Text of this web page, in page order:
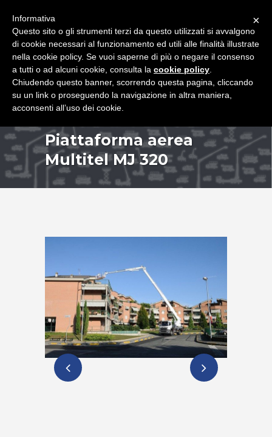
Piattaforma aerea
Multitel MJ 320
×
Informativa
Questo sito o gli strumenti terzi da questo utilizzati si avvalgono
di cookie necessari al funzionamento ed utili alle finalità illustrate
nella cookie policy. Se vuoi saperne di più o negare il consenso
a tutti o ad alcuni cookie, consulta la cookie policy
Chiudendo questo banner, scorrendo questa pagina, cliccando
su un link o proseguendo la navigazione in altra maniera,
acconsenti all’uso dei cookie.